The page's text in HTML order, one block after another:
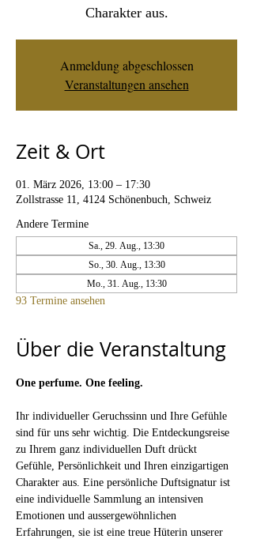
Charakter aus.
Anmeldung abgeschlossen
Veranstaltungen ansehen
Zeit & Ort
01. März 2026, 13:00 – 17:30
Zollstrasse 11, 4124 Schönenbuch, Schweiz
Andere Termine
Sa., 29. Aug., 13:30
So., 30. Aug., 13:30
Mo., 31. Aug., 13:30
93 Termine ansehen
Über die Veranstaltung
One perfume. One feeling.
Ihr individueller Geruchssinn und Ihre Gefühle
sind für uns sehr wichtig. Die Entdeckungsreise
zu Ihrem ganz individuellen Duft drückt
Gefühle, Persönlichkeit und Ihren einzigartigen
Charakter aus. Eine persönliche Duftsignatur ist
eine individuelle Sammlung an intensiven
Emotionen und aussergewöhnlichen
Erfahrungen, sie ist eine treue Hüterin unserer